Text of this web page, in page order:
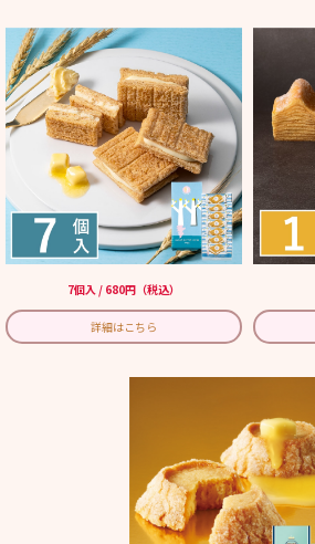
7個入 / 680円（税込）
詳細はこちら